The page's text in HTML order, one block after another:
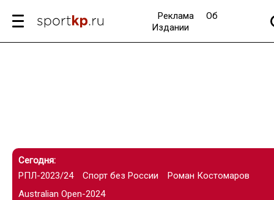
Реклама
Об
Издании
Сегодня:
РПЛ-2023/24
Спорт без России
Роман Костомаров
Australian Open-2024